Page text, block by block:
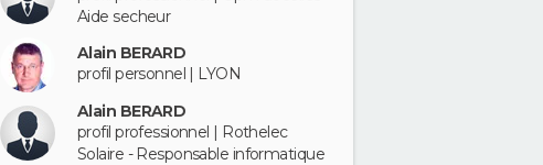
Aide secheur
Alain BERARD
profil personnel | LYON
Alain BERARD
profil professionnel | Rothelec
Solaire - Responsable informatique